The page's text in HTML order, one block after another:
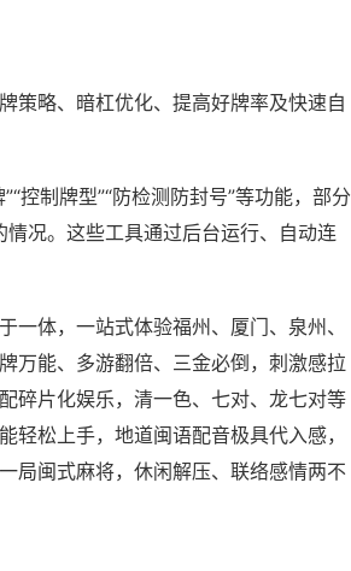
策略、暗杠优化、提高好牌率及快速自
控制牌型”“防检测防封号”等功能，部分
情况。这些工具通过后台运行、自动连
体，一站式体验福州、厦门、泉州、
万能、多游翻倍、三金必倒，刺激感拉
碎片化娱乐，清一色、七对、龙七对等
松上手，地道闽语配音极具代入感，
局闽式麻将，休闲解压、联络感情两不